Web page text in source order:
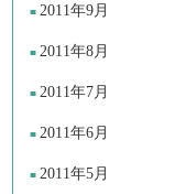
2011年9月
2011年8月
2011年7月
2011年6月
2011年5月